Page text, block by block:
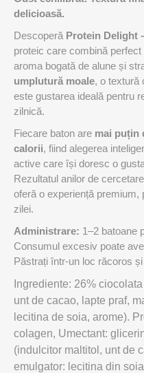
delicioasă.
Descoperă Protein Delight
proteic care combină
aroma bogată de alune și
umplutură moale, o textură
este gustarea ideală pentru
zilnică.
Fiecare baton are mai puțin
calorii, fiind alegerea
active care își doresc o
Rezultatul anilor de
oferă o experiență
zilei.
Administrare: 1–2 batoane
Consumul excesiv poate
Păstrați într-un loc răcoros
Ingrediente: 26%
unt de cacao, lapte praf,
lecitina de soia, arome).
colagen, Umectant:
(indulcitor maltitol, unt de
emulgator: lecitina din